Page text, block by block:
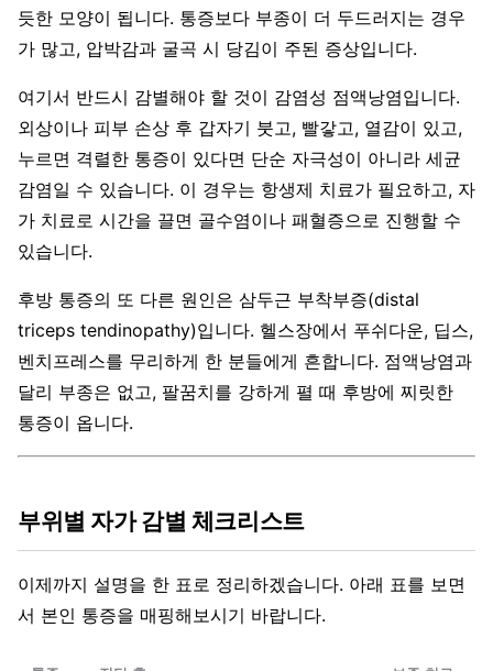
듯한 모양이 됩니다. 통증보다 부종이 더 두드러지는 경우
가 많고, 압박감과 굴곡 시 당김이 주된 증상입니다.
여기서 반드시 감별해야 할 것이 감염성 점액낭염입니다.
외상이나 피부 손상 후 갑자기 붓고, 빨갛고, 열감이 있고,
누르면 격렬한 통증이 있다면 단순 자극성이 아니라 세균
감염일 수 있습니다. 이 경우는 항생제 치료가 필요하고, 자
가 치료로 시간을 끌면 골수염이나 패혈증으로 진행할 수
있습니다.
후방 통증의 또 다른 원인은 삼두근 부착부증(distal
triceps tendinopathy)입니다. 헬스장에서 푸쉬다운, 딥스,
벤치프레스를 무리하게 한 분들에게 흔합니다. 점액낭염과
달리 부종은 없고, 팔꿈치를 강하게 펼 때 후방에 찌릿한
통증이 옵니다.
부위별 자가 감별 체크리스트
이제까지 설명을 한 표로 정리하겠습니다. 아래 표를 보면
서 본인 통증을 매핑해보시기 바랍니다.